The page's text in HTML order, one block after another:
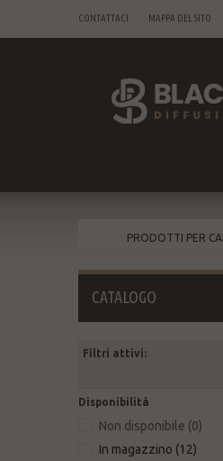
CONTATTACI MAPPA DEL SITO
PRODOTTI PER
CATALOGO
Filtri attivi:
Disponibilità
Non disponibile (0)
In magazzino (12)